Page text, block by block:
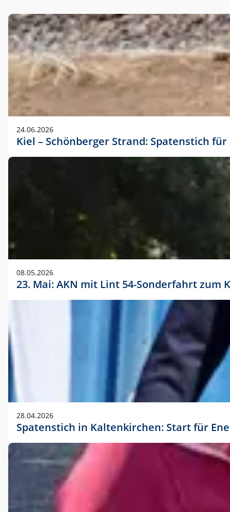
24.06.2026
Kiel – Schönberger Strand: Spatenstich
08.05.2026
23. Mai: AKN mit Lint 54-Sonderfahrt
28.04.2026
Spatenstich in Kaltenkirchen: Start für